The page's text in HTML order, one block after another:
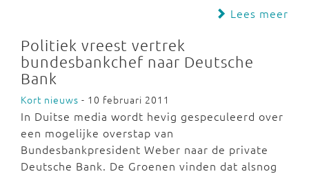
Lees meer
Politiek vreest vertrek
bundesbankchef naar Deutsche
Bank
Kort nieuws - 10 februari 2011
In Duitse media wordt hevig gespeculeerd over
een mogelijke overstap van
Bundesbankpresident Weber naar de private
Deutsche Bank. De Groenen vinden dat alsnog